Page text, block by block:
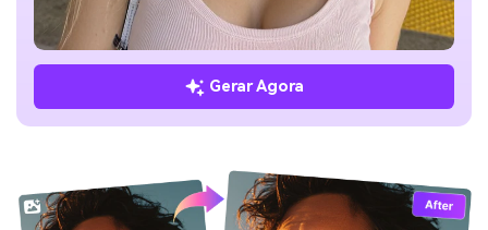
Gerar Agora